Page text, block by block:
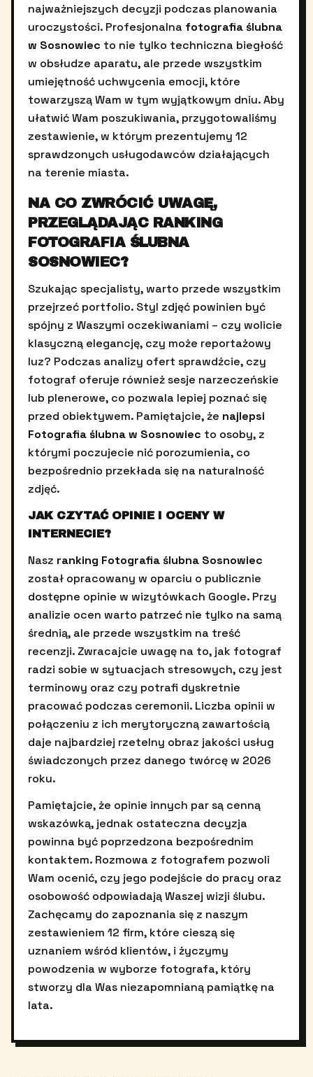
najważniejszych decyzji podczas planowania
uroczystości. Profesjonalna fotografia ślubna
w Sosnowiec to nie tylko techniczna biegłość
w obsłudze aparatu, ale przede wszystkim
umiejętność uchwycenia emocji, które
towarzyszą Wam w tym wyjątkowym dniu. Aby
ułatwić Wam poszukiwania, przygotowaliśmy
zestawienie, w którym prezentujemy 12
sprawdzonych usługodawców działających
na terenie miasta.
NA CO ZWRÓCIĆ UWAGĘ,
PRZEGLĄDAJĄC RANKING
FOTOGRAFIA ŚLUBNA
SOSNOWIEC?
Szukając specjalisty, warto przede wszystkim
przejrzeć portfolio. Styl zdjęć powinien być
spójny z Waszymi oczekiwaniami – czy wolicie
klasyczną elegancję, czy może reportażowy
luz? Podczas analizy ofert sprawdźcie, czy
fotograf oferuje również sesje narzeczeńskie
lub plenerowe, co pozwala lepiej poznać się
przed obiektywem. Pamiętajcie, że najlepsi
Fotografia ślubna w Sosnowiec to osoby, z
którymi poczujecie nić porozumienia, co
bezpośrednio przekłada się na naturalność
zdjęć.
JAK CZYTAĆ OPINIE I OCENY W
INTERNECIE?
Nasz ranking Fotografia ślubna Sosnowiec
został opracowany w oparciu o publicznie
dostępne opinie w wizytówkach Google. Przy
analizie ocen warto patrzeć nie tylko na samą
średnią, ale przede wszystkim na treść
recenzji. Zwracajcie uwagę na to, jak fotograf
radzi sobie w sytuacjach stresowych, czy jest
terminowy oraz czy potrafi dyskretnie
pracować podczas ceremonii. Liczba opinii w
połączeniu z ich merytoryczną zawartością
daje najbardziej rzetelny obraz jakości usług
świadczonych przez danego twórcę w 2026
roku.
Pamiętajcie, że opinie innych par są cenną
wskazówką, jednak ostateczna decyzja
powinna być poprzedzona bezpośrednim
kontaktem. Rozmowa z fotografem pozwoli
Wam ocenić, czy jego podejście do pracy oraz
osobowość odpowiadają Waszej wizji ślubu.
Zachęcamy do zapoznania się z naszym
zestawieniem 12 firm, które cieszą się
uznaniem wśród klientów, i życzymy
powodzenia w wyborze fotografa, który
stworzy dla Was niezapomnianą pamiątkę na
lata.